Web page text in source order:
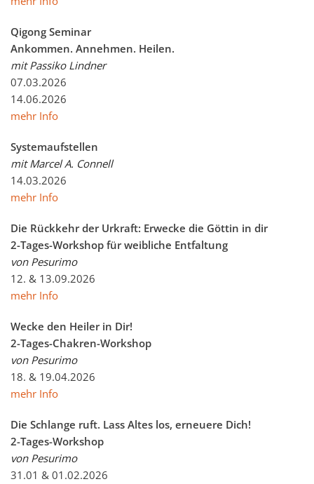
Qigong Seminar
Ankommen. Annehmen. Heilen.
mit Passiko Lindner
07.03.2026
14.06.2026
mehr Info
Systemaufstellen
mit Marcel A. Connell
14.03.2026
mehr Info
Die Rückkehr der Urkraft: Erwecke die Göttin in dir
2-Tages-Workshop für weibliche Entfaltung
von Pesurimo
12. & 13.09.2026
mehr Info
Wecke den Heiler in Dir!
2-Tages-Chakren-Workshop
von Pesurimo
18. & 19.04.2026
mehr Info
Die Schlange ruft. Lass Altes los, erneuere Dich!
2-Tages-Workshop
von Pesurimo
31.01 & 01.02.2026